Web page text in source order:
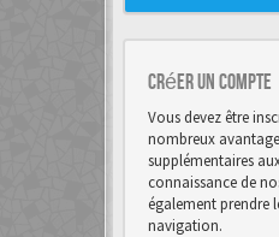
Créer un Compte
Vous devez être
nombreux
supplémentaires
connaissance de
également prendre
navigation.